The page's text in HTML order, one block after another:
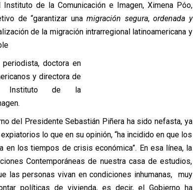
de la Comunicación e Imagen, Ximena Póo,
de “garantizar una migración segura, ordenada y
de la migración intrarregional latinoamericana y
del Presidente Sebastián Piñera ha sido nefasta, ya
lo que en su opinión, “ha incidido en que los
los tiempos de crisis económica”. En esa línea, la
Contemporáneas de nuestra casa de estudios,
las personas vivan en condiciones inhumanas, muy
políticas de vivienda, es decir, el Gobierno ha